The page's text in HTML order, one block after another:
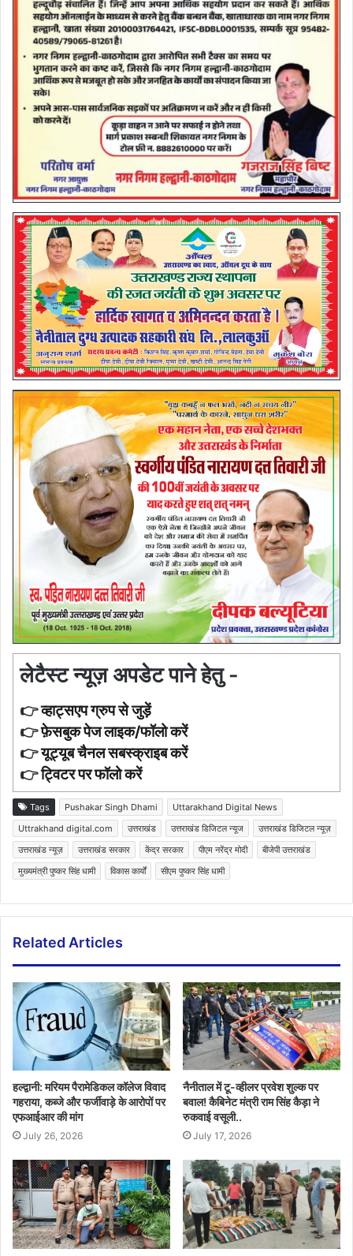
लेटैस्ट न्यूज़ अपडेट पाने हेतु -
👉व्हाट्सएप ग्रुप से जुड़ें
👉फ़ेसबुक पेज लाइक/फॉलो करें
👉यूट्यूब चैनल सबस्क्राइब करें
👉ट्विटर पर फॉलो करें
Tags Pushakar Singh Dhami
Uttarakhand Digital News
Uttrakhand digital.com
उत्तराखंड उत्तराखंड डिजिटल न्यूज
उत्तराखंड डिजिटल न्यूज़
उत्तराखंड न्यूज़
उत्तराखंड सरकार केंद्र सरकार पीएम नरेंद्र मोदी
बीजेपी उत्तराखंड
मुख्यमंत्री पुष्कर सिंह धामी
विकास कार्यों सीएम पुष्कर सिंह धामी
Related Articles
हल्द्वानी: मरियम पैरामेडिकल कॉलेज विवाद
गहराया, कब्जे और फर्जीवाड़े के आरोपों पर
एफआईआर की मांग
July 26, 2026
नैनीताल में टू-व्हीलर प्रवेश शुल्क पर
बवाल! कैबिनेट मंत्री राम सिंह कैड़ा ने
रुकवाई वसूली..
July 17, 2026